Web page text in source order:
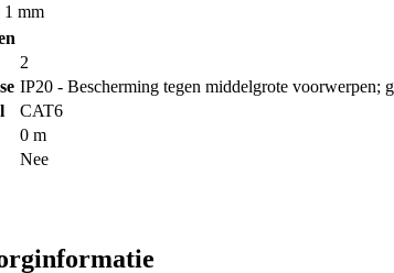
1 mm
2
IP20 - Bescherming tegen middelgrote voorwerpen;
CAT6
0 m
Nee